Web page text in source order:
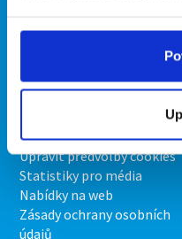
Kontakt
Podmínky
Upravit předvolby cookies
Statistiky pro média
Nabídky na web
Zásady ochrany osobních
údajů